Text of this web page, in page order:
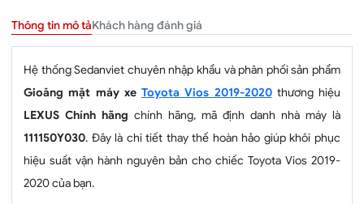
Thông tin mô tảKhách hàng đánh giá
Hệ thống Sedanviet chuyên nhập khẩu và phân phối sản phẩm
Gioăng mặt máy xe Toyota Vios 2019-2020thương hiệu
LEXUS Chính hãng chính hãng, mã định danh nhà máy là
111150Y030. Đây là chi tiết thay thế hoàn hảo giúp khôi phục
hiệu suất vận hành nguyên bản cho chiếc Toyota Vios 2019-
2020 của bạn.